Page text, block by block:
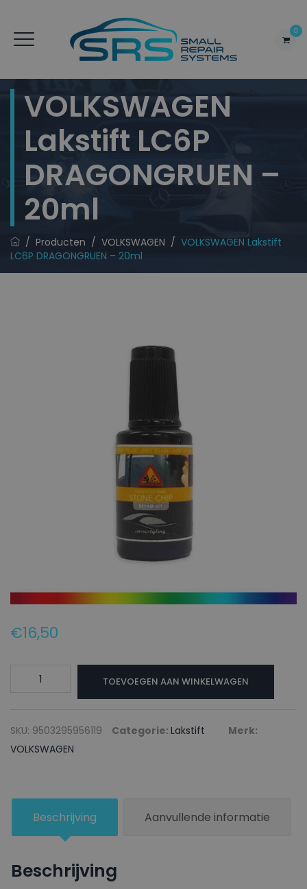
0
VOLKSWAGEN
Lakstift LC6P
DRAGONGRUEN –
20ml
/ Producten / VOLKSWAGEN / VOLKSWAGEN Lakstift
LC6P DRAGONGRUEN – 20ml
€16,50
VOLKSWAGEN
DRAGONGRUEN
-
TOEVOEGEN AAN WINKELWAGEN
SKU: 9503295956119 Categorie: Lakstift
Merk:
VOLKSWAGEN
Beschrijving Aanvullende informatie
Beschrijving